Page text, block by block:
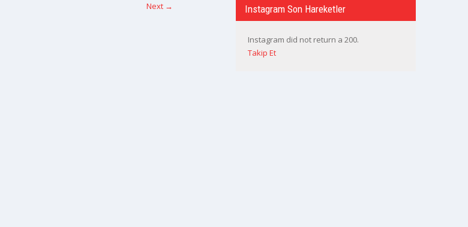
Next → Instagram Son Hareketler
Instagram did not return a 200.
Takip Et